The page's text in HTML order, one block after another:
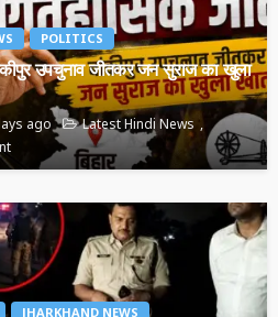
POLITICS
उपचुनाव जीतकर जन सुराज का खुला
ago
Latest Hindi News
JHARKHAND NEWS